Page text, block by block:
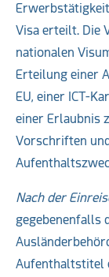
Visa erteilt. Die
nationalen
Erteilung einer
EU, einer ICT-
einer Erlaubnis
Vorschriften
Nach der
gegebenenfalls
Aufenthaltstitel